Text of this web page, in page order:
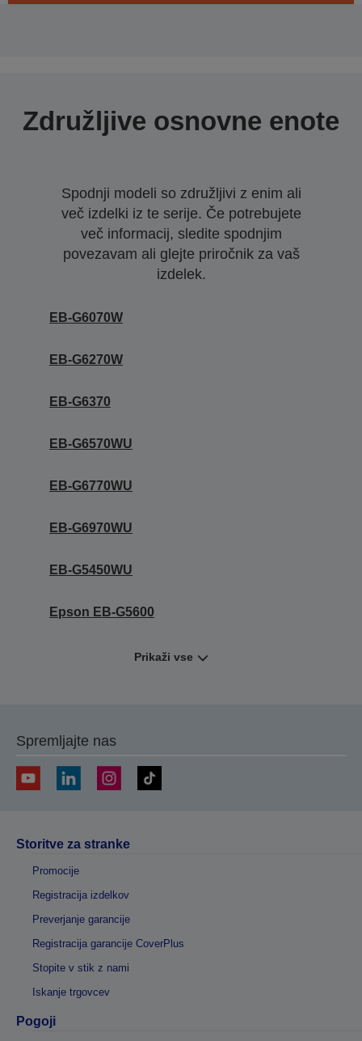
Združljive osnovne enote
Spodnji modeli so združljivi z enim ali
več izdelki iz te serije. Če potrebujete
več informacij, sledite spodnjim
povezavam ali glejte priročnik za vaš
izdelek.
EB-G6070W
EB-G6270W
EB-G6370
EB-G6570WU
EB-G6770WU
EB-G6970WU
EB-G5450WU
Epson EB-G5600
Prikaži vse
Spremljajte nas
Storitve za stranke
Promocije
Registracija izdelkov
Preverjanje garancije
Registracija garancije CoverPlus
Stopite v stik z nami
Iskanje trgovcev
Pogoji